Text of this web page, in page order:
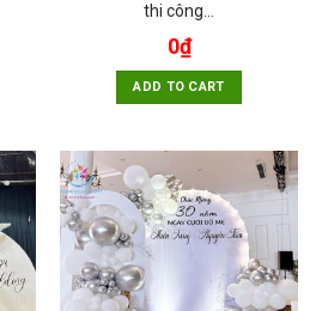
thi công…
0₫
ADD TO CART